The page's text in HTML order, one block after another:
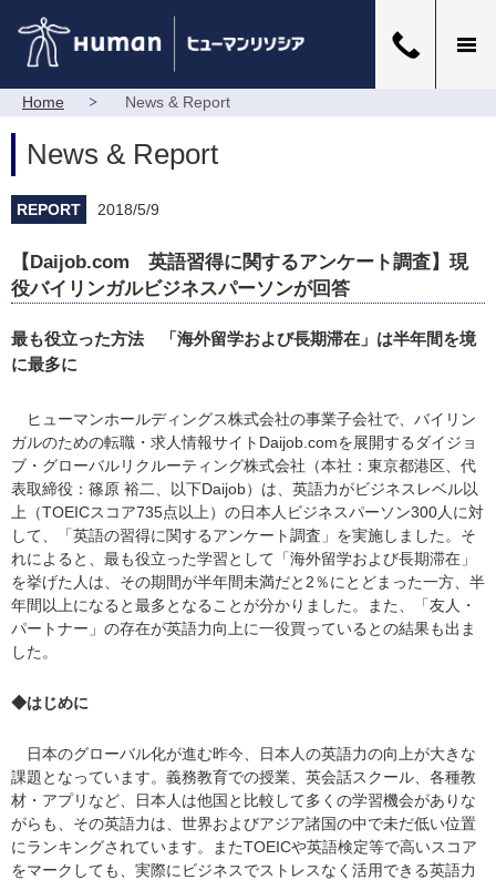
Home News & Report
News & Report
REPORT 2018/5/9
【Daijob.com 英語習得に関するアンケート調査】現
役バイリンガルビジネスパーソンが回答
最も役立った方法 「海外留学および長期滞在」は半年間を境
に最多に
ヒューマンホールディングス株式会社の事業子会社で、バイリン
ガルのための転職・求人情報サイトDaijob.comを展開するダイジョ
ブ・グローバルリクルーティング株式会社（本社：東京都港区、代
表取締役：篠原 裕二、以下Daijob）は、英語力がビジネスレベル以
上（TOEICスコア735点以上）の日本人ビジネスパーソン300人に対
して、「英語の習得に関するアンケート調査」を実施しました。そ
れによると、最も役立った学習として「海外留学および長期滞在」
を挙げた人は、その期間が半年間未満だと2％にとどまった一方、半
年間以上になると最多となることが分かりました。また、「友人・
パートナー」の存在が英語力向上に一役買っているとの結果も出ま
した。
◆はじめに
日本のグローバル化が進む昨今、日本人の英語力の向上が大きな
課題となっています。義務教育での授業、英会話スクール、各種教
材・アプリなど、日本人は他国と比較して多くの学習機会がありな
がらも、その英語力は、世界およびアジア諸国の中で未だ低い位置
にランキングされています。またTOEICや英語検定等で高いスコア
をマークしても、実際にビジネスでストレスなく活用できる英語力